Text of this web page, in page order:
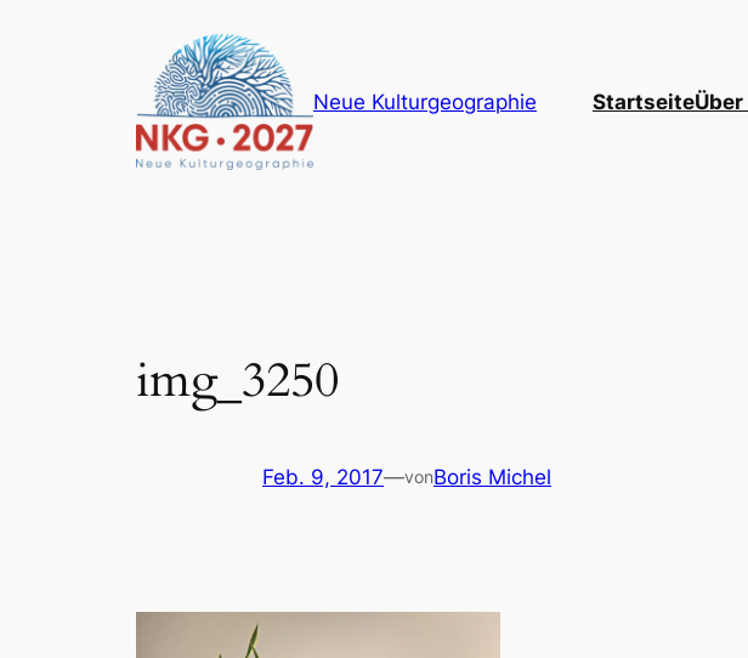
Neue Kulturgeographie Startseite
img_3250
Feb. 9, 2017—vonBoris Michel